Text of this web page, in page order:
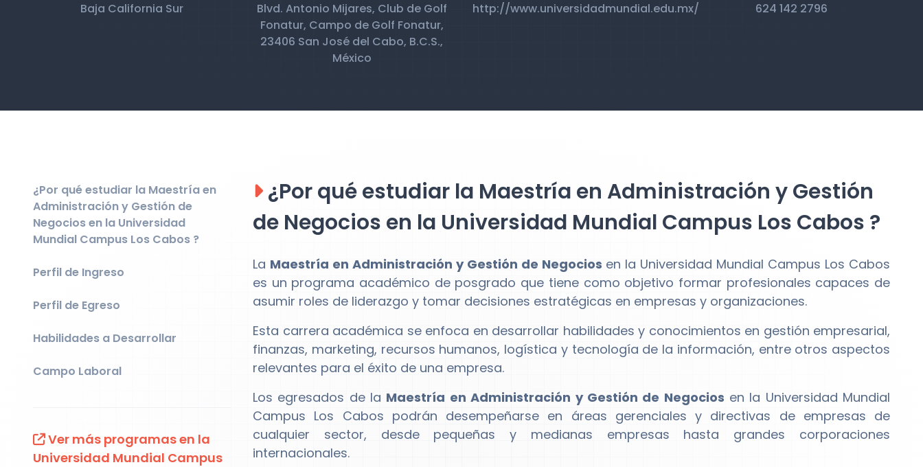
Baja California Sur
Blvd. Antonio Mijares, Club de Golf
Fonatur, Campo de Golf Fonatur,
23406 San José del Cabo, B.C.S.,
México
http://www.universidadmundial.edu.mx/ 624 142 2796
¿Por qué estudiar la Maestría en
Administración y Gestión de
Negocios en la Universidad
Mundial Campus Los Cabos ?
Perfil de Ingreso
Perfil de Egreso
Habilidades a Desarrollar
Campo Laboral
Ver más programas en la
Universidad Mundial Campus
¿Por qué estudiar la Maestría en Administración y Gestión
de Negocios en la Universidad Mundial Campus Los Cabos ?
La Maestría en Administración y Gestión de Negocios en la Universidad Mundial Campus Los Cabos
es un programa académico de posgrado que tiene como objetivo formar profesionales capaces de
asumir roles de liderazgo y tomar decisiones estratégicas en empresas y organizaciones.
Esta carrera académica se enfoca en desarrollar habilidades y conocimientos en gestión empresarial,
finanzas, marketing, recursos humanos, logística y tecnología de la información, entre otros aspectos
relevantes para el éxito de una empresa.
Los egresados de la Maestría en Administración y Gestión de Negocios en la Universidad Mundial
Campus Los Cabos podrán desempeñarse en áreas gerenciales y directivas de empresas de
cualquier sector, desde pequeñas y medianas empresas hasta grandes corporaciones
internacionales.